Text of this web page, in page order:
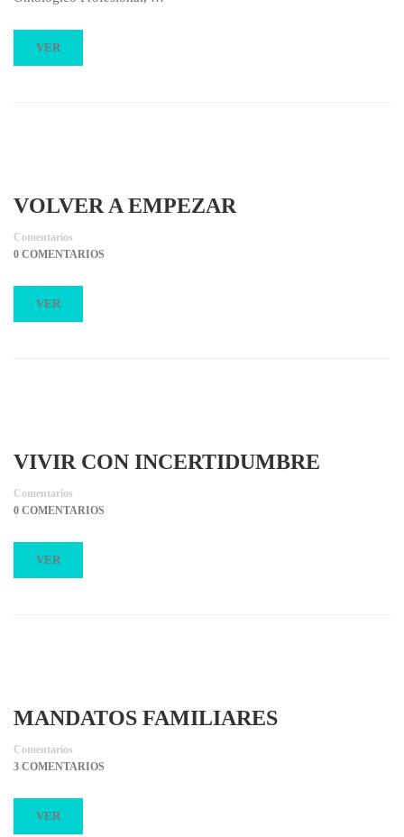
VER
VOLVER A EMPEZAR
Comentarios
0 COMENTARIOS
VER
VIVIR CON INCERTIDUMBRE
Comentarios
0 COMENTARIOS
VER
MANDATOS FAMILIARES
Comentarios
3 COMENTARIOS
VER